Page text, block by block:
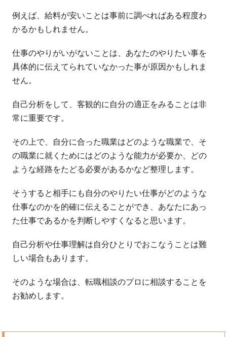
例えば、給料が安いことは事前に調べればある程度わ
かるかもしれません。
仕事のやりがいがないことは、あなたのやりたい事を
具体的に伝えてられていなかった事が原因かもしれま
せん。
自己分析をして、客観的に自分の適正をみることは非
常に重要です。
その上で、自分に合った職業はどのような職業で、そ
の職業に就くためにはどのような能力が必要か、どの
ような経路をたどる必要があるかなど整理します。
そうすると相手にも自分のやりたい仕事がどのような
仕事なのかを的確に伝えることができ、あなたにあっ
た仕事であるかを判断しやすくなると思います。
自己分析や仕事理解は自分ひとりでおこなうことは難
しい場合もあります。
そのような場合は、転職相談のプロに相談することを
お勧めします。